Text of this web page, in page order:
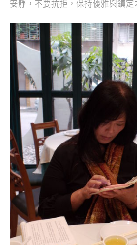
安靜，不要抗拒，保持優雅與鎮定